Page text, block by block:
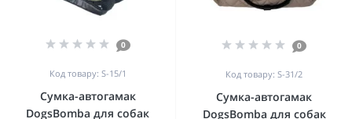
0
Код товару: S-15/1
Сумка-автогамак
DogsBomba для собак
0
Код товару: S-31/2
Сумка-автогамак
DogsBomba для собак